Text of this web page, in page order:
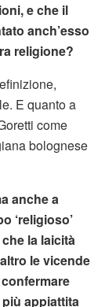
e che il
anch’esso
religione?
E quanto a
come
bolognese
anche a
‘religioso’
la laicità
le vicende
appiattita